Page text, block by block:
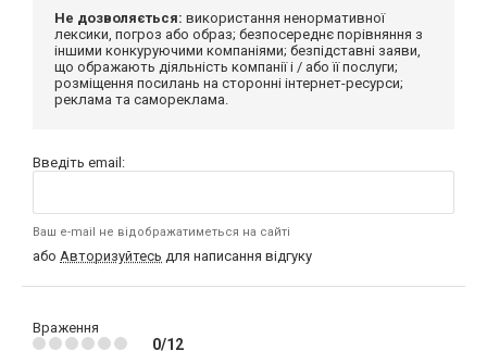
Не дозволяється: використання ненормативної
лексики, погроз або образ; безпосереднє порівняння з
іншими конкуруючими компаніями; безпідставні заяви,
що ображають діяльність компанії і / або її послуги;
розміщення посилань на сторонні інтернет-ресурси;
реклама та самореклама.
Введіть email:
Ваш e-mail не відображатиметься на сайті
або Авторизуйтесь для написання відгуку
Враження
0/12